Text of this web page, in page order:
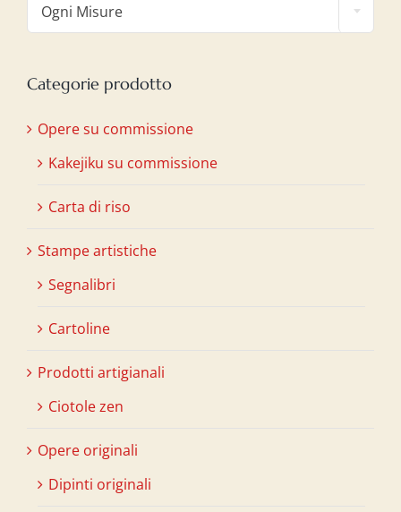
Ogni Misure
Categorie prodotto
Opere su commissione
Kakejiku su commissione
Carta di riso
Stampe artistiche
Segnalibri
Cartoline
Prodotti artigianali
Ciotole zen
Opere originali
Dipinti originali